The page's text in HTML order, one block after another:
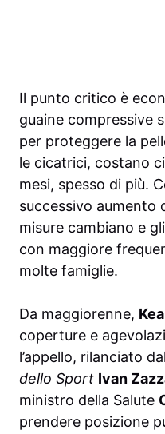
Il punto critico è
guaine compressive
per proteggere la
le cicatrici, costano
mesi, spesso di più.
successivo aumento
misure cambiano e
con maggiore
molte famiglie.
Da maggiorenne,
coperture e
l’appello, rilanciato
dello Sport Ivan
ministro della Salute
prendere posizione